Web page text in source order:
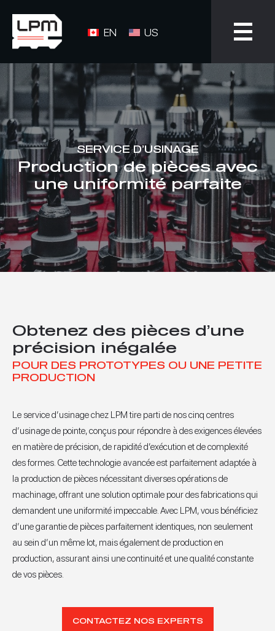
EN US
SERVICE D’USINAGE
Production de pièces avec
une uniformité parfaite
Obtenez des pièces d’une
précision inégalée
POUR DES PROTOTYPES OU UNE PETITE
PRODUCTION
Le service d’usinage chez LPM tire parti de nos cinq centres
d’usinage de pointe, conçus pour répondre à des exigences élevées
en matière de précision, de rapidité d’exécution et de complexité
des formes. Cette technologie avancée est parfaitement adaptée à
la production de pièces nécessitant diverses opérations de
machinage, offrant une solution optimale pour des fabrications qui
demandent une uniformité impeccable. Avec LPM, vous bénéficiez
d’une garantie de pièces parfaitement identiques, non seulement
au sein d’un même lot, mais également de production en
production, assurant ainsi une continuité et une qualité constante
de vos pièces.
CONTACTEZ NOS EXPERTS